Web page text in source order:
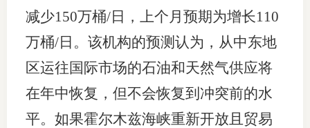
减少150万桶/日，上个月预期为增长110
万桶/日。该机构的预测认为，从中东地
区运往国际市场的石油和天然气供应将
在年中恢复，但不会恢复到冲突前的水
平。如果霍尔木兹海峡重新开放且贸易